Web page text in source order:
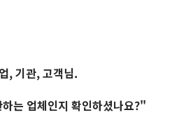
, 기관, 고객님.
는 업체인지 확인하셨나요?"